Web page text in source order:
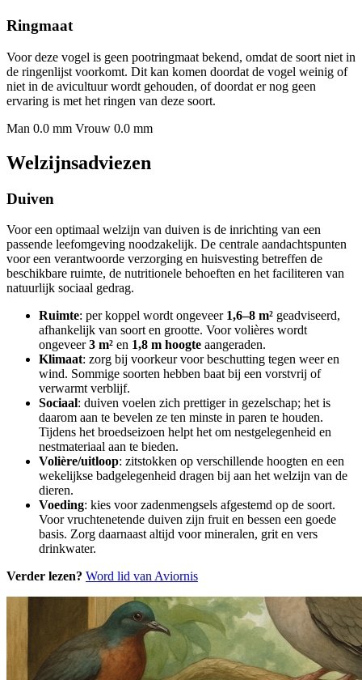
Ringmaat
Voor deze vogel is geen pootringmaat bekend, omdat de soort niet in
de ringenlijst voorkomt. Dit kan komen doordat de vogel weinig of
niet in de avicultuur wordt gehouden, of doordat er nog geen
ervaring is met het ringen van deze soort.
Man 0.0 mm Vrouw 0.0 mm
Welzijnsadviezen
Duiven
Voor een optimaal welzijn van duiven is de inrichting van een
passende leefomgeving noodzakelijk. De centrale aandachtspunten
voor een verantwoorde verzorging en huisvesting betreffen de
beschikbare ruimte, de nutritionele behoeften en het faciliteren van
natuurlijk sociaal gedrag.
Ruimte: per koppel wordt ongeveer 1,6–8 m² geadviseerd,
afhankelijk van soort en grootte. Voor volières wordt
ongeveer3 m² en 1,8 m hoogte aangeraden.
Klimaat: zorg bij voorkeur voor beschutting tegen weer en
wind. Sommige soorten hebben baat bij een vorstvrij of
verwarmt verblijf.
Sociaal: duiven voelen zich prettiger in gezelschap; het is
daarom aan te bevelen ze ten minste in paren te houden.
Tijdens het broedseizoen helpt het om nestgelegenheid en
nestmateriaal aan te bieden.
Volière/uitloop: zitstokken op verschillende hoogten en een
wekelijkse badgelegenheid dragen bij aan het welzijn van de
dieren.
Voeding: kies voor zadenmengsels afgestemd op de soort.
Voor vruchtenetende duiven zijn fruit en bessen een goede
basis. Zorg daarnaast altijd voor mineralen, grit en vers
drinkwater.
Verder lezen? Word lid van Aviornis